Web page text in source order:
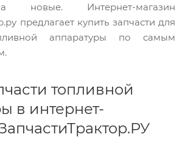
новые. Интернет-магазин
предлагает купить запчасти для
аппаратуры по самым
топливной
в интернет-